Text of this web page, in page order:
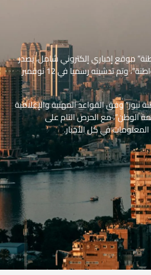
موقع إخباري إلكتروني شامل، يصدر
عن حزب “حقوق الإنسان والمواطنة”، وتم تدشينه رسميا في 12 نوفمبر
وفق القواعد المهنية والإعلامية
الوطن”، مع الحرص التام على
في كل الأخبار.